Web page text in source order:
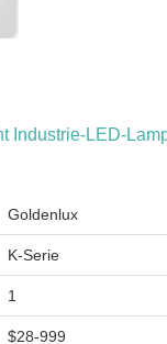
Industrie-LED-
Goldenlux
K-Serie
1
$28-999